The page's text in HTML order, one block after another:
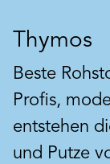
Thymos
Beste
Profis,
entstehen
und Putze